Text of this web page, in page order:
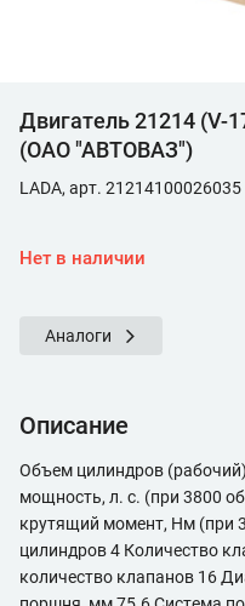
Двигатель 21214 (V-
(ОАО "АВТОВАЗ")
LADA, арт. 21214100026035
Нет в наличии
Аналоги
Описание
Объем цилиндров
мощность, л. с. (при 3800
крутящий момент, Нм (при
цилиндров 4 Количество
количество клапанов 16